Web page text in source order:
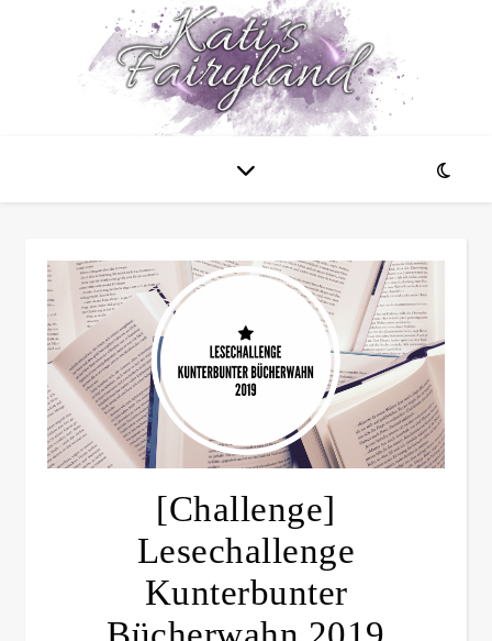
[Challenge]
Lesechallenge
Kunterbunter